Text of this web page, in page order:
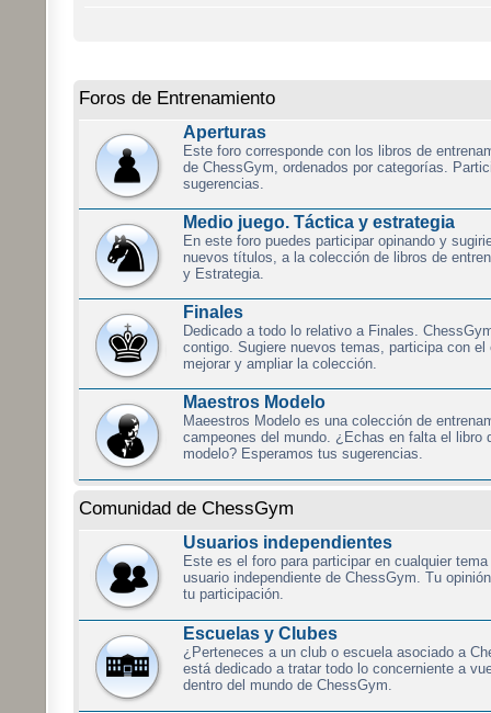
Foros de Entrenamiento
Aperturas
Este foro corresponde con los libros de
de ChessGym, ordenados por categorías.
sugerencias.
Medio juego. Táctica y estrategia
En este foro puedes participar opinando y
nuevos títulos, a la colección de libros de
y Estrategia.
Finales
Dedicado a todo lo relativo a Finales.
contigo. Sugiere nuevos temas, participa con el
mejorar y ampliar la colección.
Maestros Modelo
Maeestros Modelo es una colección de
campeones del mundo. ¿Echas en falta el libro
modelo? Esperamos tus sugerencias.
Comunidad de ChessGym
Usuarios independientes
Este es el foro para participar en cualquier
usuario independiente de ChessGym. Tu
tu participación.
Escuelas y Clubes
¿Perteneces a un club o escuela asociado a
está dedicado a tratar todo lo concerniente a
dentro del mundo de ChessGym.